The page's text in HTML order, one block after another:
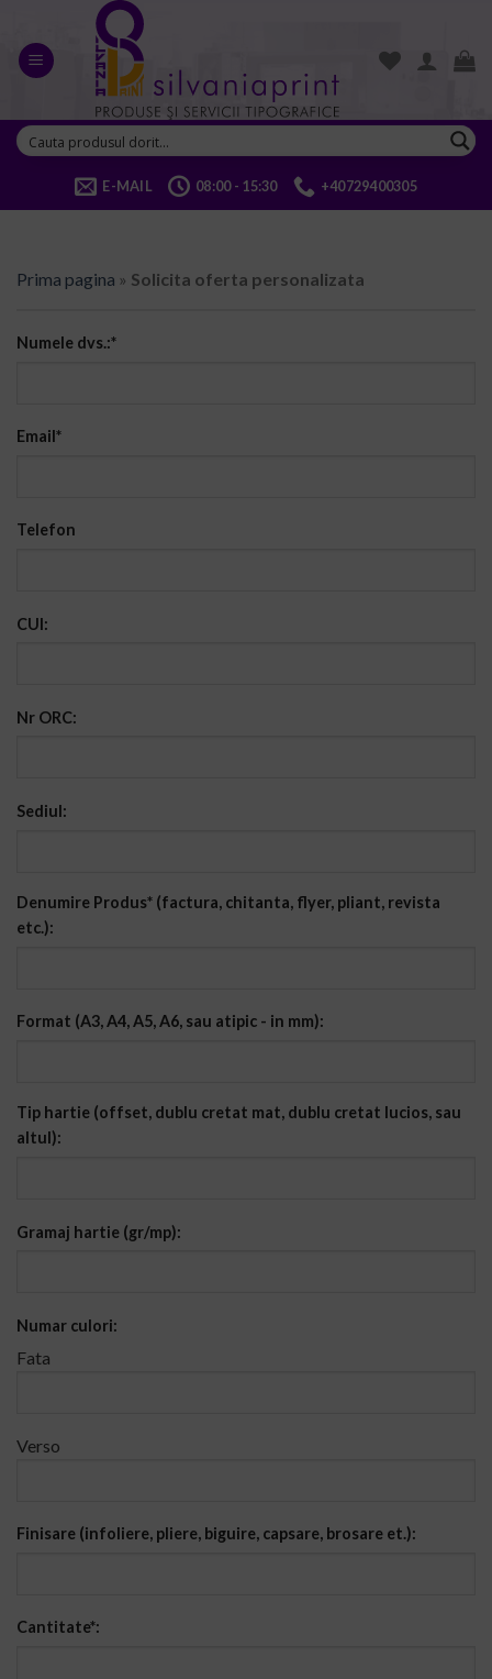
content
E-MAIL 08:00 - 15:30 +40729400305
Prima pagina » Solicita oferta personalizata
Numele dvs.:*
Email*
Telefon
CUI:
Nr ORC:
Sediul:
Denumire Produs* (factura, chitanta, flyer, pliant, revista
etc.):
Format (A3, A4, A5, A6, sau atipic - in mm):
Tip hartie (offset, dublu cretat mat, dublu cretat lucios, sau
altul):
Gramaj hartie (gr/mp):
Numar culori:
Fata
Verso
Finisare (infoliere, pliere, biguire, capsare, brosare et.):
Cantitate*: